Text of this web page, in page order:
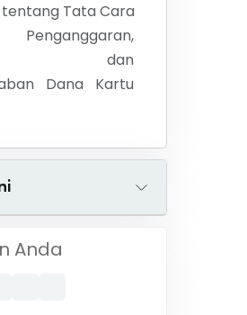
Tata Cara
Penganggaran,
dan
Dana Kartu
Anda